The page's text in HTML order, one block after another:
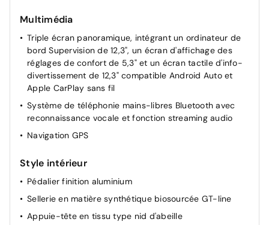
Vitres AV et AR électriques à impulsion à l'AV
Caméra de recul avec lignes de guidage dynamiques
Radar arriere
Radar avant
Câble de recharge pour prise domestique
Multimédia
Triple écran panoramique, intégrant un ordinateur de
bord Supervision de 12,3", un écran d'affichage des
réglages de confort de 5,3" et un écran tactile d'info-
divertissement de 12,3" compatible Android Auto et
Apple CarPlay sans fil
Système de téléphonie mains-libres Bluetooth avec
reconnaissance vocale et fonction streaming audio
Navigation GPS
Style intérieur
Pédalier finition aluminium
Sellerie en matière synthétique biosourcée GT-line
Appuie-tête en tissu type nid d'abeille